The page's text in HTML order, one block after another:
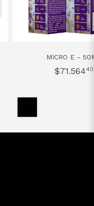
MICRO E -
$71.56440